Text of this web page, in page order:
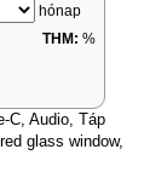
hónap
THM: %
C, Audio, Táp
glass window,